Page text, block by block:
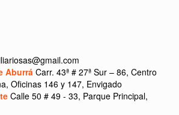
Aburrá Carr. 43ª # 27ª Sur – 86, Centro
Oficinas 146 y 147, Envigado
Calle 50 # 49 - 33, Parque Principal,